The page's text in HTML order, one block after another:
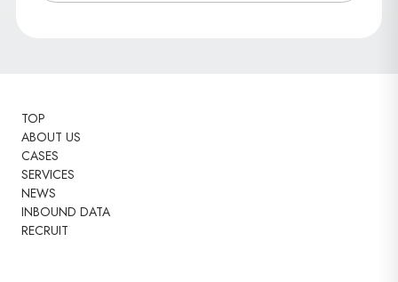
TOP
ABOUT US
CASES
SERVICES
NEWS
INBOUND DATA
RECRUIT